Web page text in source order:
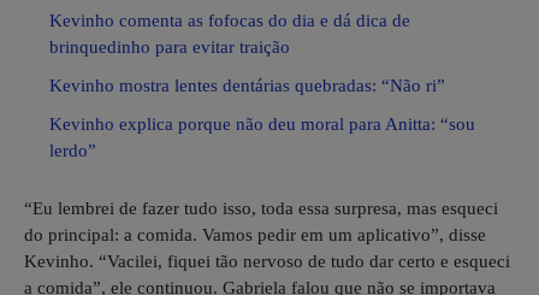
Kevinho comenta as fofocas do dia e dá dica de
brinquedinho para evitar traição
Kevinho mostra lentes dentárias quebradas: “Não ri”
Kevinho explica porque não deu moral para Anitta: “sou
lerdo”
“Eu lembrei de fazer tudo isso, toda essa surpresa, mas esqueci
do principal: a comida. Vamos pedir em um aplicativo”, disse
Kevinho. “Vacilei, fiquei tão nervoso de tudo dar certo e esqueci
a comida”, ele continuou. Gabriela falou que não se importava